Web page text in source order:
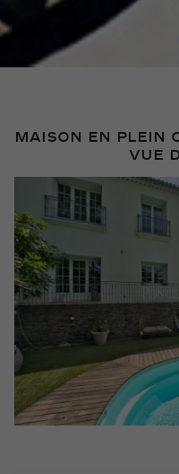
MAISON EN PLEIN
VUE